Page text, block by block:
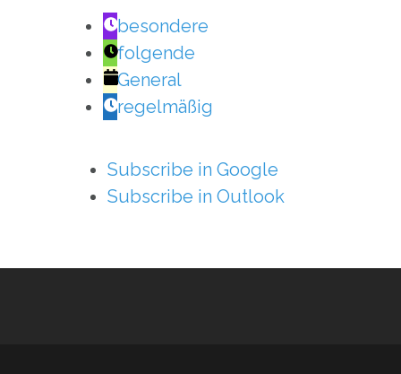
besondere
folgende
General
regelmäßig
Subscribe in Google
Subscribe in Outlook